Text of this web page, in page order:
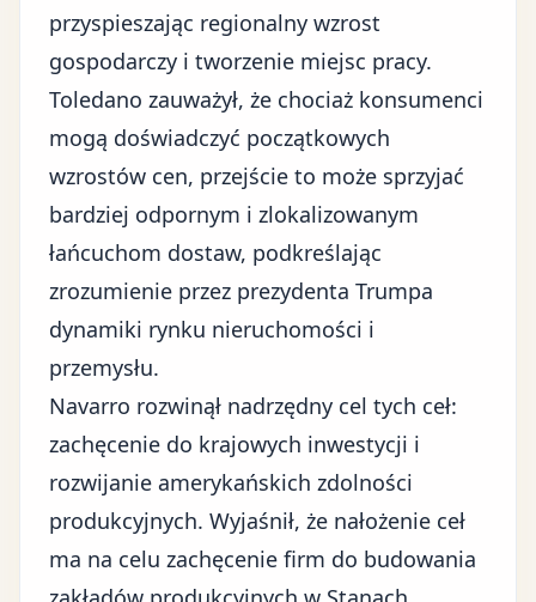
przyspieszając regionalny wzrost
gospodarczy i tworzenie miejsc pracy.
Toledano zauważył, że chociaż konsumenci
mogą doświadczyć początkowych
wzrostów cen, przejście to może sprzyjać
bardziej odpornym i zlokalizowanym
łańcuchom dostaw, podkreślając
zrozumienie przez prezydenta Trumpa
dynamiki rynku nieruchomości i
przemysłu.
Navarro rozwinął nadrzędny cel tych ceł:
zachęcenie do krajowych inwestycji i
rozwijanie amerykańskich zdolności
produkcyjnych. Wyjaśnił, że nałożenie ceł
ma na celu zachęcenie firm do budowania